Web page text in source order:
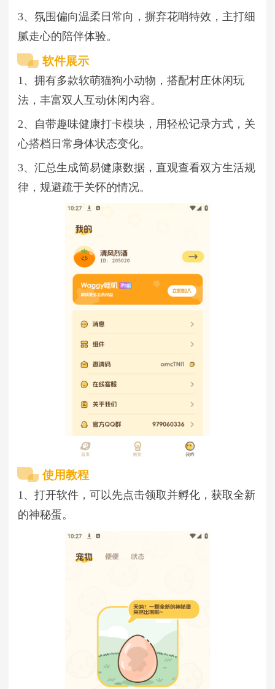
3、氛围偏向温柔日常向，摒弃花哨特效，主打细
腻走心的陪伴体验。
软件展示
1、拥有多款软萌猫狗小动物，搭配村庄休闲玩
法，丰富双人互动休闲内容。
2、自带趣味健康打卡模块，用轻松记录方式，关
心搭档日常身体状态变化。
3、汇总生成简易健康数据，直观查看双方生活规
律，规避疏于关怀的情况。
使用教程
1、打开软件，可以先点击领取并孵化，获取全新
的神秘蛋。